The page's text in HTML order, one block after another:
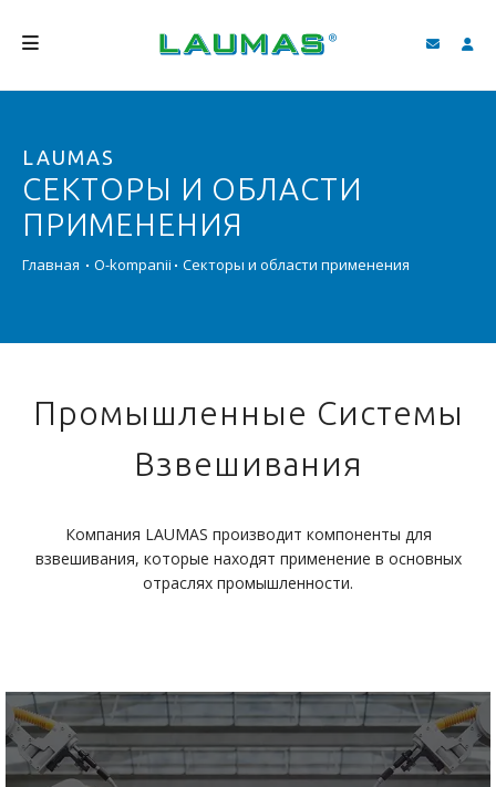
ПРОДУКЦИЯ
УСЛУГИ
БЛОГ
ПОИСК
LAUMAS
СЕКТОРЫ И ОБЛАСТИ
ПРИМЕНЕНИЯ
Главная O-kompanii Секторы и области применения
Промышленные Системы
Взвешивания
Компания LAUMAS производит компоненты для
взвешивания, которые находят применение в основных
отраслях промышленности.